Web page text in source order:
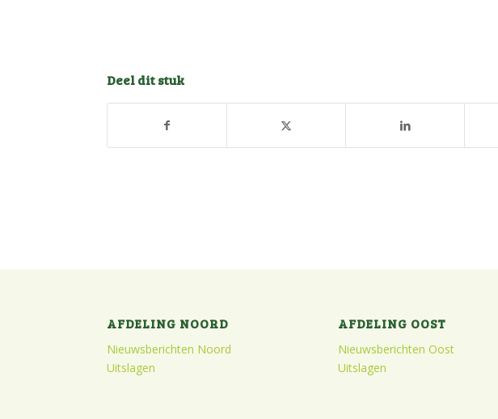
Deel dit stuk
AFDELING NOORD
Nieuwsberichten Noord
Uitslagen
AFDELING OOST
Nieuwsberichten Oost
Uitslagen